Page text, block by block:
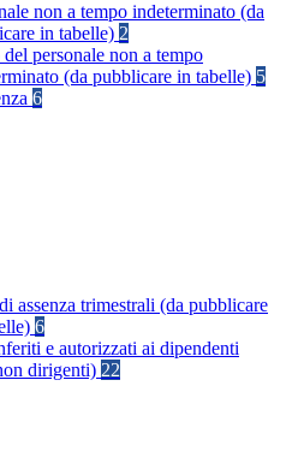
non a tempo indeterminato (da
in tabelle) 2
del personale non a tempo
(da pubblicare in tabelle) 5
6
assenza trimestrali (da pubblicare
6
e autorizzati ai dipendenti
dirigenti) 22